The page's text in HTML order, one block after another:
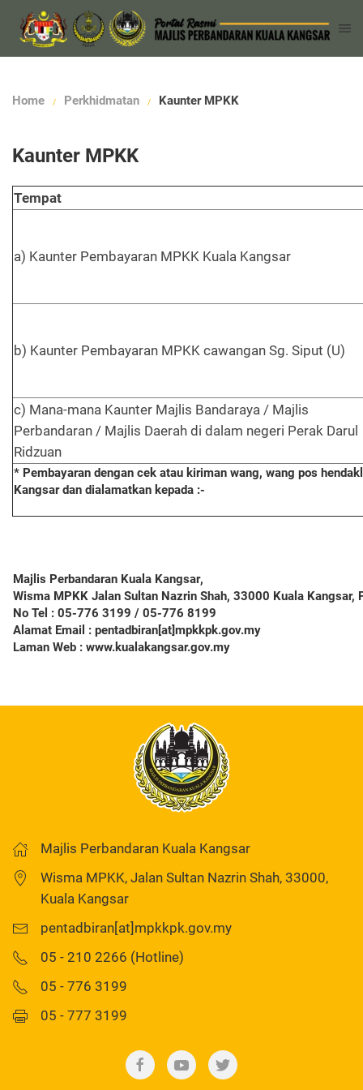
Home Perkhidmatan Kaunter MPKK
Kaunter MPKK
Tempat
a) Kaunter Pembayaran MPKK Kuala Kangsar
b) Kaunter Pembayaran MPKK cawangan Sg. Siput (U)
c) Mana-mana Kaunter Majlis Bandaraya / Majlis
Perbandaran / Majlis Daerah di dalam negeri Perak Darul
Ridzuan
* Pembayaran dengan cek atau kiriman wang, wang pos
Kangsar dan dialamatkan kepada :-
Majlis Perbandaran Kuala Kangsar,
Wisma MPKK Jalan Sultan Nazrin Shah, 33000 Kuala Kangsar,
No Tel : 05-776 3199 / 05-776 8199
Alamat Email : pentadbiran[at]mpkkpk.gov.my
Laman Web : www.kualakangsar.gov.my
Majlis Perbandaran Kuala Kangsar
Wisma MPKK, Jalan Sultan Nazrin Shah, 33000,
Kuala Kangsar
pentadbiran[at]mpkkpk.gov.my
05 - 210 2266 (Hotline)
05 - 776 3199
05 - 777 3199